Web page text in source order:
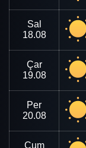
Sal
18.08
Çar
19.08
Per
20.08
Cum